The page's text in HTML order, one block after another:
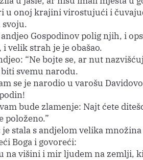
u onoj krajini virostujući i
Gospodinov polig njih, i
i velik strah je je obašao.
“Ne bojte se, ar nut
svemu narodu.
se je narodio u varošu
bude zlamenje: Najt ćete
položeno.”
je stala s andjelom velika
Boga i govoreći:
na višini i mir ljudem na zemlji,